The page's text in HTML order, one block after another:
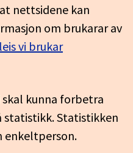
nettsidene kan
om brukarar av
vi brukar
skal kunna forbetra
statistikk. Statistikken
enkeltperson.